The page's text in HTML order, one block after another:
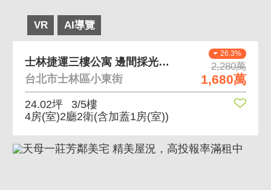
VR AI導覽
26.3%
2,280萬
1,680萬
士林捷運三樓公寓 邊間採光佳近士林捷運站
台北市士林區小東街
24.02坪
3/5樓
4房(室)2廳2衛(含加蓋1房(室))